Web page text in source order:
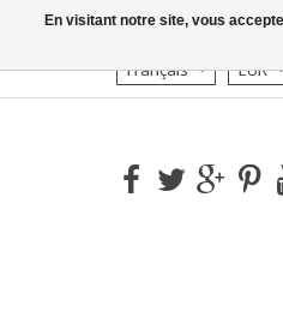
Français EUR
En visitant notre site, vous